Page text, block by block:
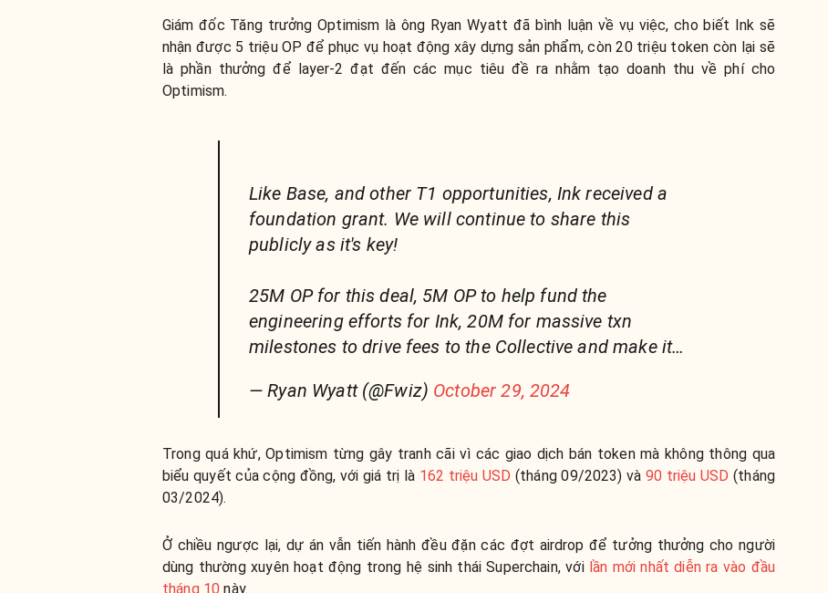
Giám đốc Tăng trưởng Optimism là ông Ryan Wyatt đã bình luận về vụ việc, cho biết Ink sẽ
nhận được 5 triệu OP để phục vụ hoạt động xây dựng sản phẩm, còn 20 triệu token còn lại sẽ
là phần thưởng để layer-2 đạt đến các mục tiêu đề ra nhằm tạo doanh thu về phí cho
Optimism.
Like Base, and other T1 opportunities, Ink received a
foundation grant. We will continue to share this
publicly as it's key!
25M OP for this deal, 5M OP to help fund the
engineering efforts for Ink, 20M for massive txn
milestones to drive fees to the Collective and make it…
— Ryan Wyatt (@Fwiz) October 29, 2024
Trong quá khứ, Optimism từng gây tranh cãi vì các giao dịch bán token mà không thông qua
biểu quyết của cộng đồng, với giá trị là 162 triệu USD (tháng 09/2023) và 90 triệu USD (tháng
03/2024).
Ở chiều ngược lại, dự án vẫn tiến hành đều đặn các đợt airdrop để tưởng thưởng cho người
dùng thường xuyên hoạt động trong hệ sinh thái Superchain, với lần mới nhất diễn ra vào đầu
tháng 10 này.